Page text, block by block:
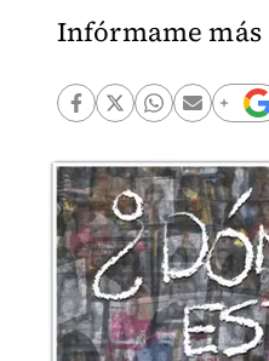
Infórmame más